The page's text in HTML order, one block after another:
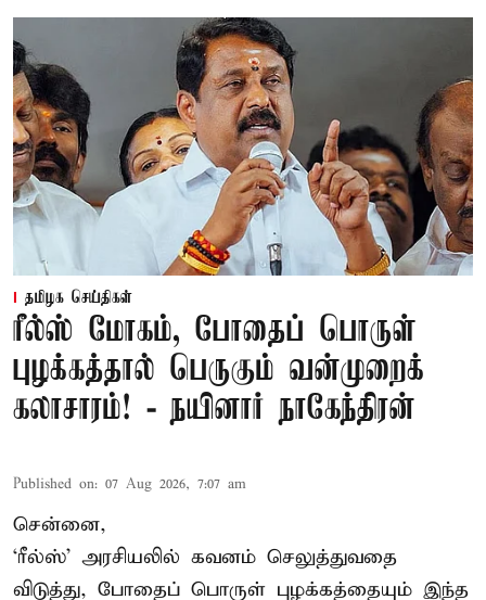
தமிழக செய்திகள்
ரீல்ஸ் மோகம், போதைப் பொருள்
புழக்கத்தால் பெருகும் வன்முறைக்
கலாசாரம்! - நயினார் நாகேந்திரன்
Published on: 07 Aug 2026, 7:07 am
சென்னை,
‘ரீல்ஸ்’ அரசியலில் கவனம் செலுத்துவதை
விடுத்து, போதைப் பொருள் புழக்கத்தையும் இந்த